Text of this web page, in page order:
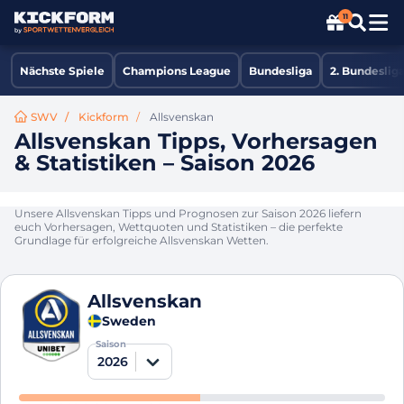
11
Nächste Spiele Champions League Bundesliga 2. Bundesliga
SWV Kickform Allsvenskan
Allsvenskan Tipps, Vorhersagen
& Statistiken – Saison 2026
Unsere Allsvenskan Tipps und Prognosen zur Saison 2026 liefern
euch Vorhersagen, Wettquoten und Statistiken – die perfekte
Grundlage für erfolgreiche Allsvenskan Wetten.
Allsvenskan
Sweden
Saison
2026